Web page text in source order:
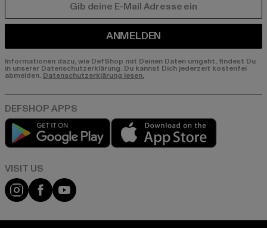
ANMELDEN
Informationen dazu, wie DefShop mit Deinen Daten umgeht, findest Du
in unserer Datenschutzerklärung. Du kannst Dich jederzeit kostenfei
abmelden. Datenschutzerklärung lesen.
Play market
Visit our Instagram page:
Visit our Facebook page:
Visit our YouTube channel: